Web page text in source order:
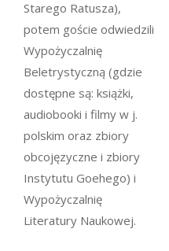
Starego Ratusza),
potem goście odwiedzili
Wypożyczalnię
Beletrystyczną (gdzie
dostępne są: książki,
audiobooki i filmy w j.
polskim oraz zbiory
obcojęzyczne i zbiory
Instytutu Goehego) i
Wypożyczalnię
Literatury Naukowej.